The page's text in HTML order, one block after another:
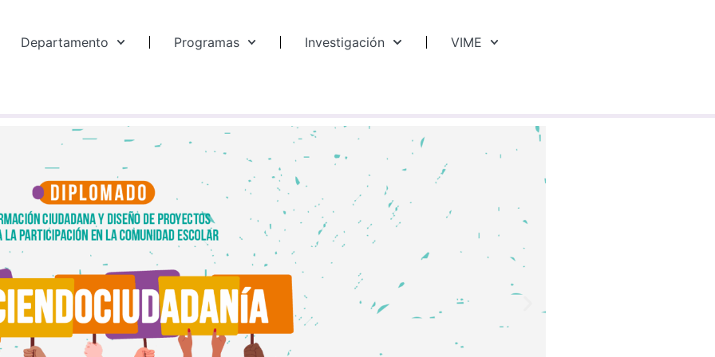
Departamento Programas Investigación VIME